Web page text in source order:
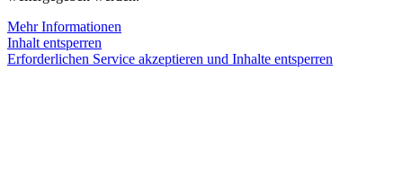
Mehr Informationen
Inhalt entsperren
Erforderlichen Service akzeptieren und Inhalte entsperren